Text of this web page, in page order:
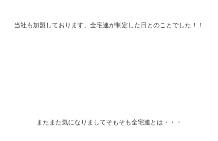
当社も加盟しております、全宅連が制定した日とのことでした！！
またまた気になりましてそもそも全宅連とは・・・